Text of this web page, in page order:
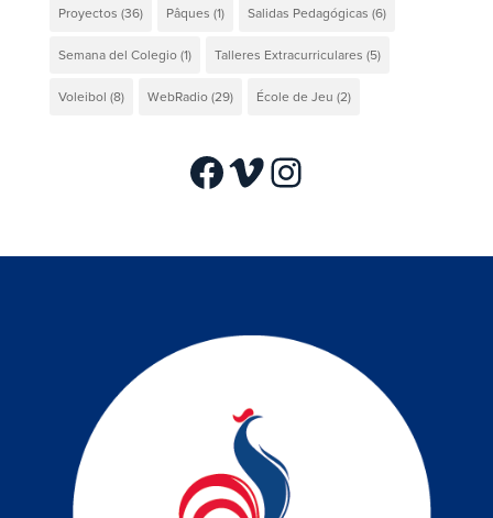
Proyectos (36) Pâques (1) Salidas Pedagógicas (6)
Semana del Colegio(1) Talleres Extracurriculares (5)
Voleibol (8) WebRadio(29) École de Jeu (2)
Facebook
VimeoInstagram